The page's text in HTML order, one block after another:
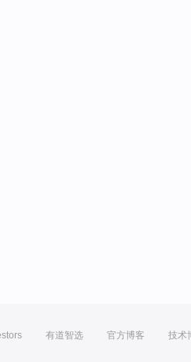
有道智选 官方博客 技术